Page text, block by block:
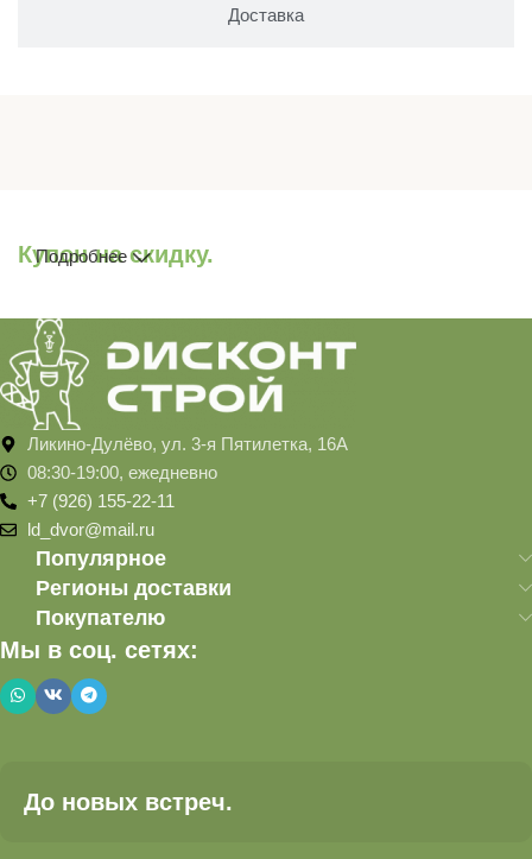
Доставка
Купон на скидку.
Подробнее
Ликино-Дулёво, ул. 3-я Пятилетка, 16А
08:30-19:00, ежедневно
+7 (926) 155-22-11
ld_dvor@mail.ru
Популярное
Регионы доставки
Покупателю
Мы в соц. сетях:
До новых встреч.